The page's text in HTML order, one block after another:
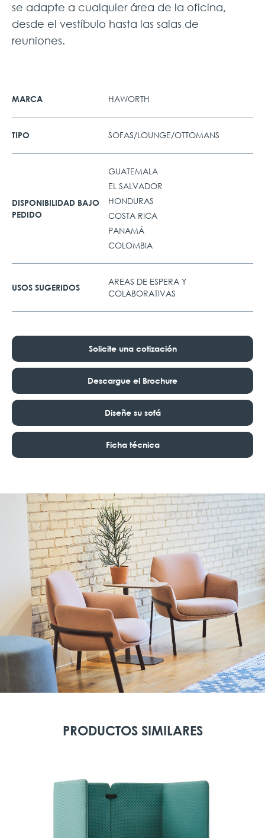
se adapte a cualquier área de la oficina,
desde el vestíbulo hasta las salas de
reuniones.
MARCA HAWORTH
TIPO SOFAS/LOUNGE/OTTOMANS
DISPONIBILIDAD BAJO
PEDIDO
GUATEMALA
EL SALVADOR
HONDURAS
COSTA RICA
PANAMÁ
COLOMBIA
USOS SUGERIDOS
AREAS DE ESPERA Y
COLABORATIVAS
Solicite una cotización
Descargue el Brochure
Diseñe su sofá
Ficha técnica
PRODUCTOS SIMILARES